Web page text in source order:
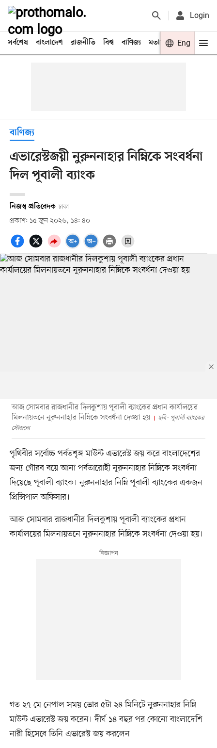
Login
সর্বশেষ বাংলাদেশ রাজনীতি বিশ্ব বাণিজ্য মতামত খেলা
Eng
বাণিজ্য
এভারেস্টজয়ী নুরুননাহার নিম্নিকে সংবর্ধনা
দিল পূবালী ব্যাংক
নিজস্ব প্রতিবেদক ঢাকা
প্রকাশ: ১৫ জুন ২০২৬, ১৪: ৪০
আজ সোমবার রাজধানীর দিলকুশায় পূবালী ব্যাংকের প্রধান কার্যালয়ের
মিলনায়তনে নুরুননাহার নিম্নিকে সংবর্ধনা দেওয়া হয়
ছবি– পূবালী ব্যাংকের
সৌজন্যে
পৃথিবীর সর্বোচ্চ পর্বতশৃঙ্গ মাউন্ট এভারেস্ট জয় করে বাংলাদেশের
জন্য গৌরব বয়ে আনা পর্বতারোহী নুরুননাহার নিম্নিকে সংবর্ধনা
দিয়েছে পূবালী ব্যাংক। নুরুননাহার নিম্নি পূবালী ব্যাংকের একজন
প্রিন্সিপাল অফিসার।
আজ সোমবার রাজধানীর দিলকুশায় পূবালী ব্যাংকের প্রধান
কার্যালয়ের মিলনায়তনে নুরুননাহার নিম্নিকে সংবর্ধনা দেওয়া হয়।
গত ২৭ মে নেপাল সময় ভোর ৫টা ২৪ মিনিটে নুরুননাহার নিম্নি
মাউন্ট এভারেস্ট জয় করেন। দীর্ঘ ১৪ বছর পর কোনো বাংলাদেশি
নারী হিসেবে তিনি এভারেস্ট জয় করলেন।